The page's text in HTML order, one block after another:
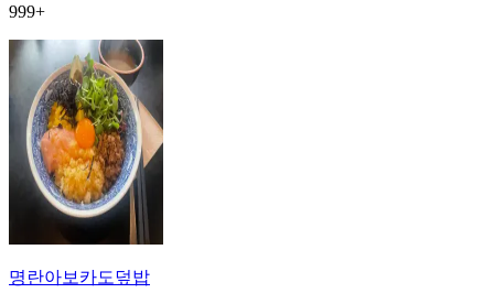
999+
명란아보카도덮밥